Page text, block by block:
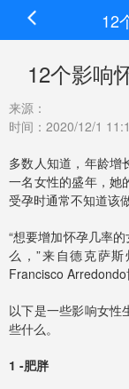
12
12个影响
来源：
时间：2020/12/1
多数人知道，年龄增
一名女性的盛年，她
受孕时通常不知道该
“想要增加怀孕几率
么，”来自德克萨
Francisco Arredondo
以下是一些影响女性
些什么。
1 -肥胖